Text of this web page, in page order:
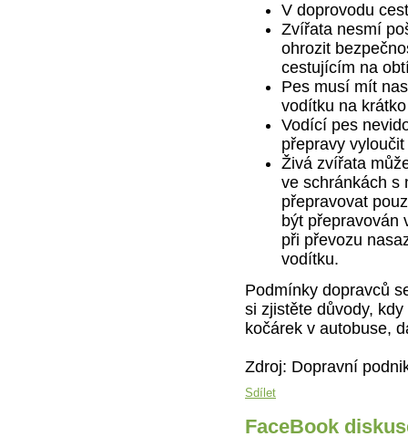
V doprovodu
Zvířata nesmí
ohrozit
cestujícím na
Pes musí mít
vodítku na
Vodící pes
přepravy
Živá zvířata
ve schránkách s
přepravovat
být přepravován
při převozu
vodítku.
Podmínky dopravců
si zjistěte důvody,
kočárek v autobuse,
Zdroj: Dopravní
Sdílet
FaceBook